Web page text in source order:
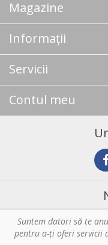
Magazine
Informații
Servicii
Contul meu
Suntem datori să te
pentru a-ți oferi servicii